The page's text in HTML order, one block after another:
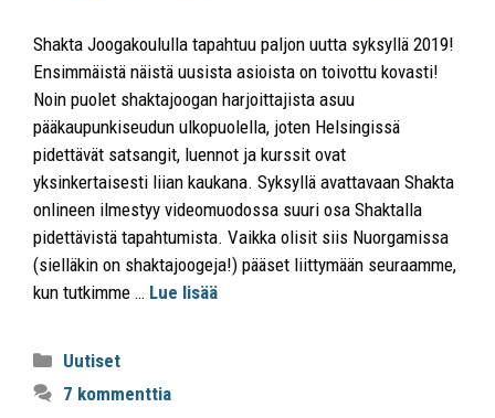
Shakta Joogakoululla tapahtuu paljon uutta syksyllä 2019!
Ensimmäistä näistä uusista asioista on toivottu kovasti!
Noin puolet shaktajoogan harjoittajista asuu
pääkaupunkiseudun ulkopuolella, joten Helsingissä
pidettävät satsangit, luennot ja kurssit ovat
yksinkertaisesti liian kaukana. Syksyllä avattavaan Shakta
onlineen ilmestyy videomuodossa suuri osa Shaktalla
pidettävistä tapahtumista. Vaikka olisit siis Nuorgamissa
(sielläkin on shaktajoogeja!) pääset liittymään seuraamme,
kun tutkimme … Lue lisää
Uutiset
7 kommenttia